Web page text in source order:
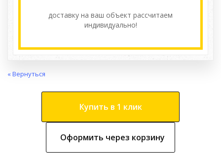
доставку на ваш объект расcчитаем
индивидуально!
« Вернуться
Купить в 1 клик
Оформить через корзину